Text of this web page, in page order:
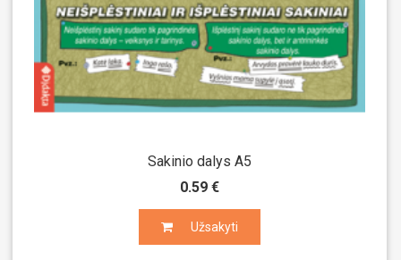
Sakinio dalys A5
0.59 €
Užsakyti
Užsakyti